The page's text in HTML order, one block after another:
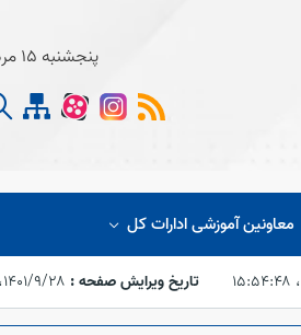
پنجشنبه 15 مرداد 1405
معاونین آموزشی ادارات کل
تاریخ ویرایش صفحه : ۱۴۰۱/۹/۲۸،‏ ۱۶:۱۹:۴۵